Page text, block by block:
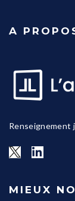
A
Renseignement
MIEUX